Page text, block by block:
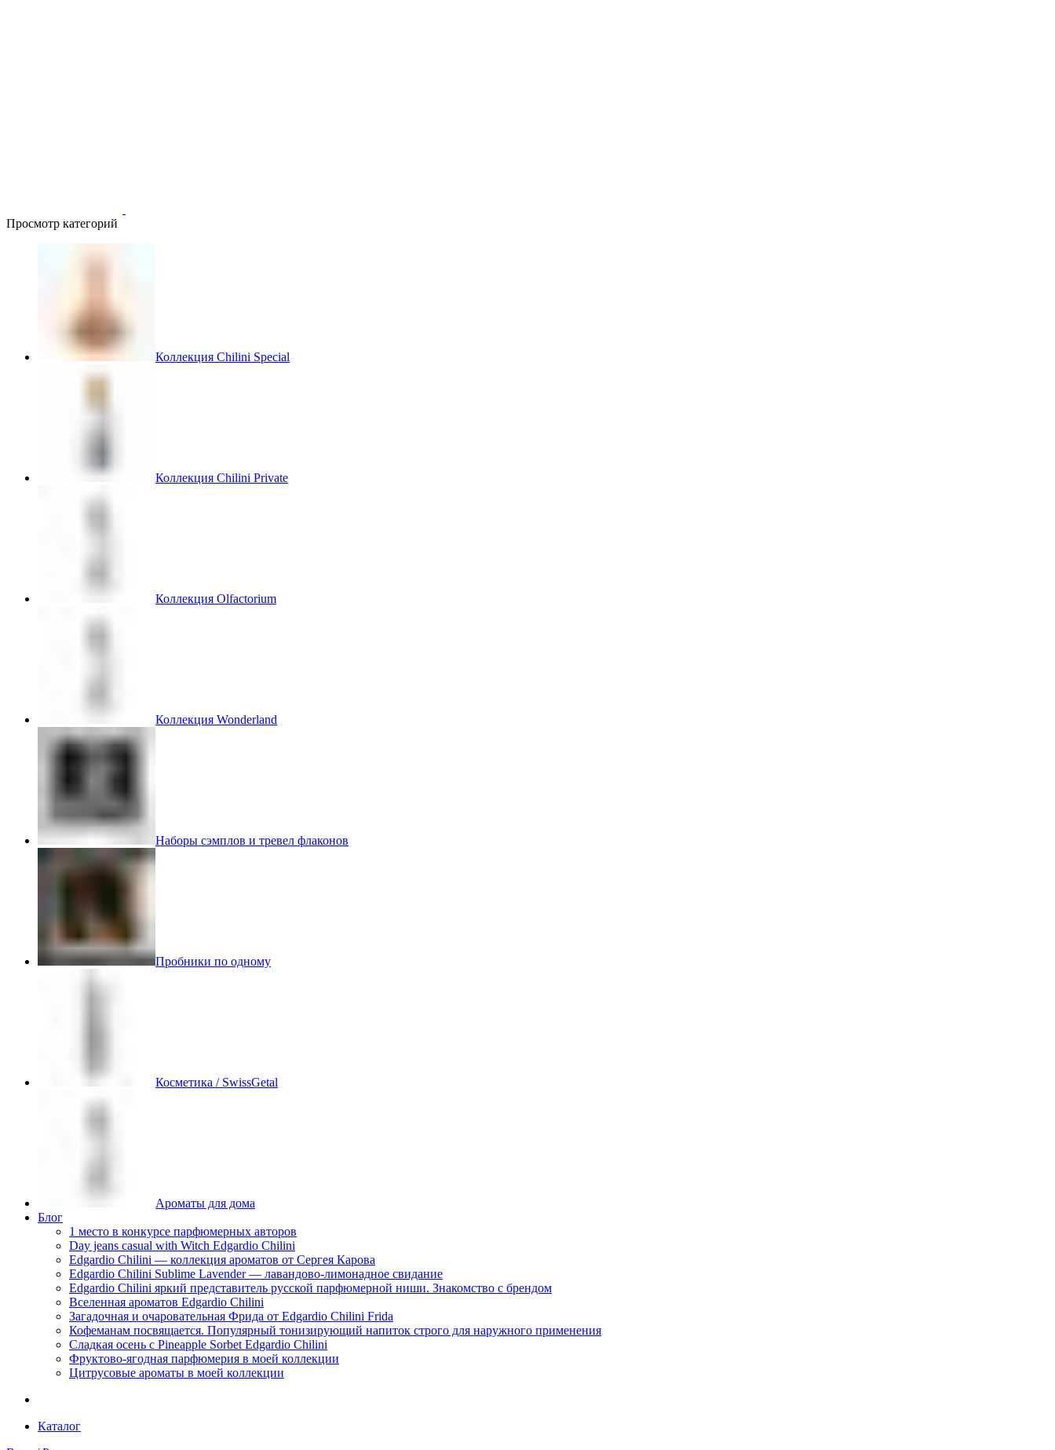
Просмотр категорий
Коллекция Chilini Special
Коллекция Chilini Private
Коллекция Olfactorium
Коллекция Wonderland
Наборы сэмплов и тревел флаконов
Пробники по одному
Косметика / SwissGetal
Ароматы для дома
Блог
1 место в конкурсе парфюмерных авторов
Day jeans casual with Witch Edgardio Chilini
Edgardio Chilini — коллекция ароматов от Сергея Карова
Edgardio Chilini Sublime Lavender — лавандово-лимонадное свидание
Edgardio Chilini яркий представитель русской парфюмерной ниши. Знакомство с брендом
Вселенная ароматов Edgardio Chilini
Загадочная и очаровательная Фрида от Edgardio Chilini Frida
Кофеманам посвящается. Популярный тонизирующий напиток строго для наружного применения
Сладкая осень с Pineapple Sorbet Edgardio Chilini
Фруктово-ягодная парфюмерия в моей коллекции
​Цитрусовые ароматы в моей коллекции
Каталог